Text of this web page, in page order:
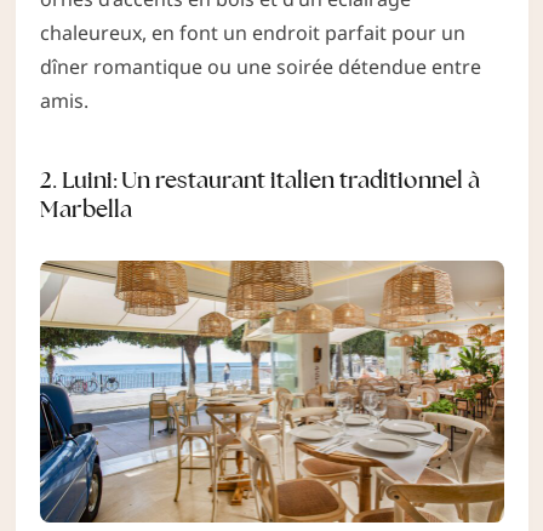
chaleureux, en font un endroit parfait pour un
dîner romantique ou une soirée détendue entre
amis.
2. Luini: Un restaurant italien traditionnel à
Marbella